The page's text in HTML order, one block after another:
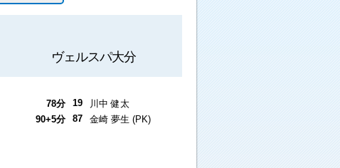
ヴェルスパ大分
78分 19
川中 健太
90+5分
87 金崎 夢生 (PK)